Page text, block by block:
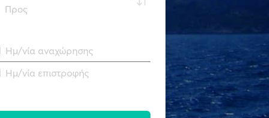
Προς
Ημ/νία αναχώρησης
Ημ/νία επιστροφής